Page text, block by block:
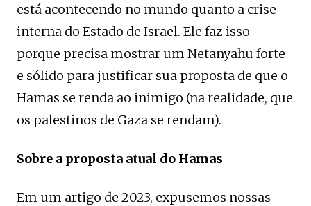
está acontecendo no mundo quanto a crise
interna do Estado de Israel. Ele faz isso
porque precisa mostrar um Netanyahu forte
e sólido para justificar sua proposta de que o
Hamas se renda ao inimigo (na realidade, que
os palestinos de Gaza se rendam).
Sobre a proposta atual do Hamas
Em um artigo de 2023, expusemos nossas